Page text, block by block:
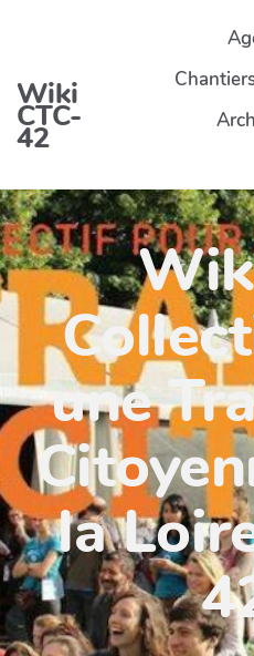
Aller au contenu principal
Wiki
CTC-
42
une
la